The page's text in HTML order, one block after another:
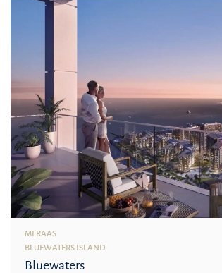
MERAAS
BLUEWATERS ISLAND
Bluewaters